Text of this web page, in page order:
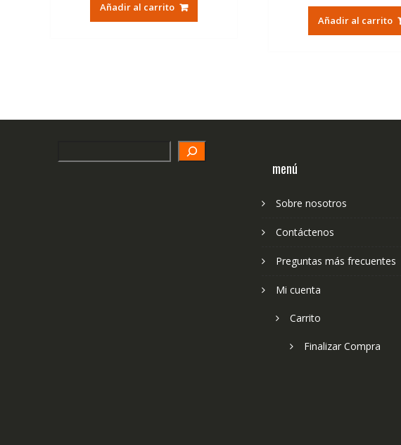
Añadir al carrito
Añadir al carrito
menú
Sobre nosotros
Contáctenos
Preguntas más frecuentes
Mi cuenta
Carrito
Finalizar Compra